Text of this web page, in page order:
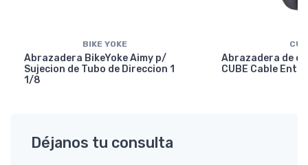
BIKE YOKE
Abrazadera BikeYoke Aimy p/
Sujecion de Tubo de Direccion 1
1/8
Abrazadera de
CUBE Cable
Déjanos tu consulta